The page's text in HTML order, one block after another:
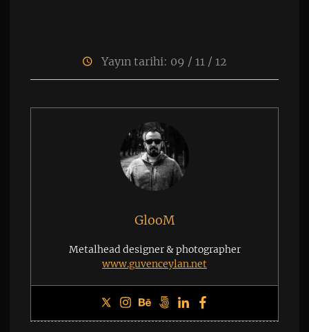
Yayın tarihi: 09 / 11 / 12
GlooM
Metalhead designer & photographer
www.guvenceylan.net